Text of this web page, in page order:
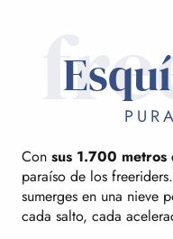
Con sus 1.700 metros
paraíso de los
sumerges en una nieve
cada salto, cada